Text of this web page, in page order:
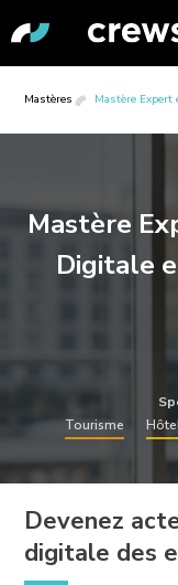
Mastères Mastère Expert
Mastère
Digitale
Tourisme
Devenez
digitale des